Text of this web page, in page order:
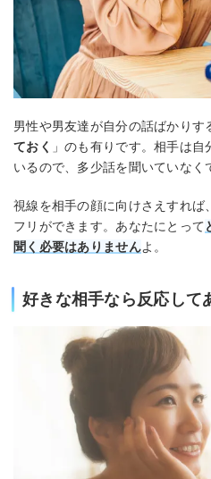
男性や男友達が自分の話ばかりす
ておく 」のも有りです。相手は
いるので、多少話を聞いていなく
視線を相手の顔に向けさえすれば
フリができます。あなたにとって
聞く必要はありませんよ。
好きな相手なら反応して